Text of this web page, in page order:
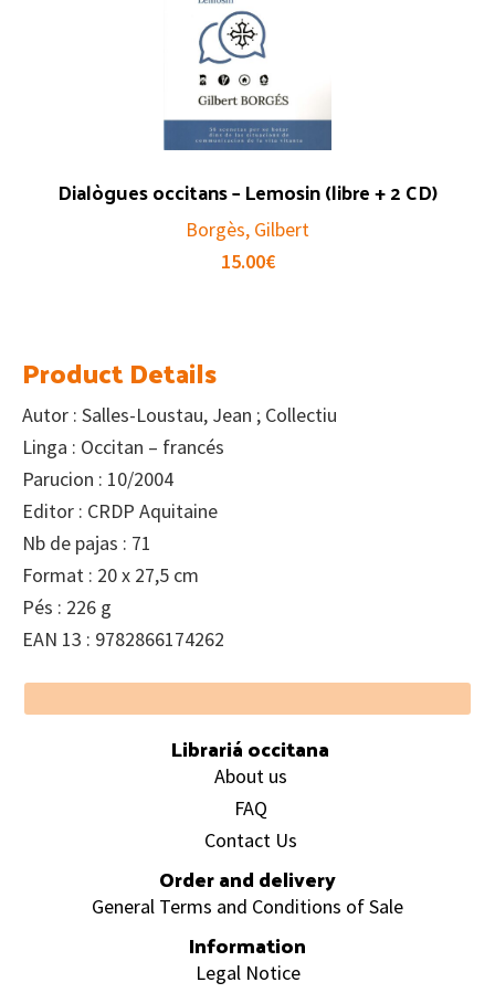
Dialògues occitans – Lemosin (libre + 2 CD)
Borgès, Gilbert
15.00€
Product Details
Autor : Salles-Loustau, Jean ; Collectiu
Linga : Occitan – francés
Parucion : 10/2004
Editor : CRDP Aquitaine
Nb de pajas : 71
Format : 20 x 27,5 cm
Pés : 226 g
EAN 13 : 9782866174262
Footer
Librariá occitana
About us
FAQ
Contact Us
Order and delivery
General Terms and Conditions of Sale
Information
Legal Notice